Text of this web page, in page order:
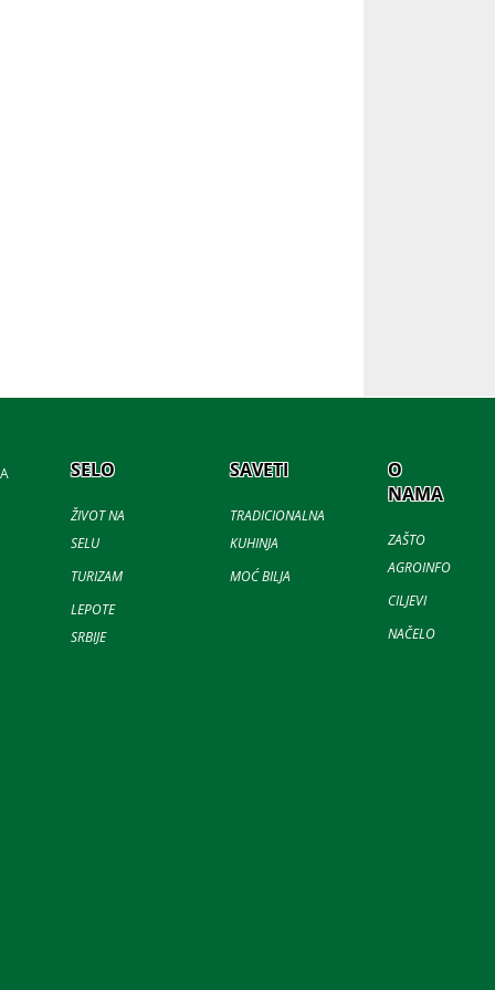
SELO
ŽIVOT NA
SELU
TURIZAM
LEPOTE
SRBIJE
SAVETI
TRADICIONALNA
KUHINJA
MOĆ BILJA
O
NAMA
ZAŠTO
AGROINFO
CILJEVI
NAČELO